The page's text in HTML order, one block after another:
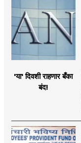
'या' दिवशी राहणार बँका
बंद!